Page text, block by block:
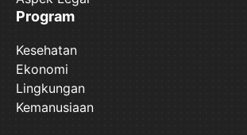
Program
Kesehatan
Ekonomi
Lingkungan
Kemanusiaan